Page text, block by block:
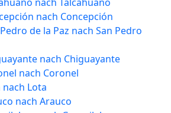
nach Concepción
de la Paz nach San Pedro
nach Chiguayante
nach Coronel
Lota
nach Arauco